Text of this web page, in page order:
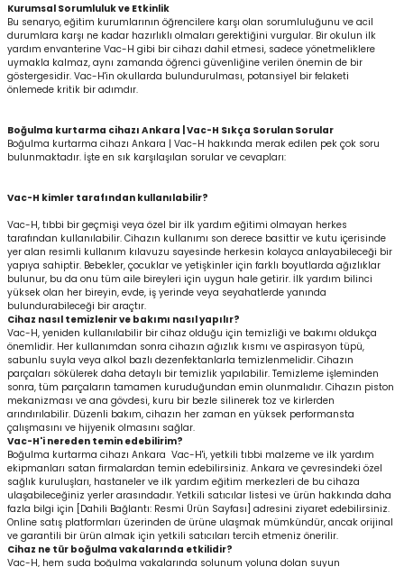
Kurumsal Sorumluluk ve Etkinlik
Bu senaryo, eğitim kurumlarının öğrencilere karşı olan sorumluluğunu ve acil
durumlara karşı ne kadar hazırlıklı olmaları gerektiğini vurgular. Bir okulun ilk
yardım envanterine Vac-H gibi bir cihazı dahil etmesi, sadece yönetmeliklere
uymakla kalmaz, aynı zamanda öğrenci güvenliğine verilen önemin de bir
göstergesidir. Vac-H'in okullarda bulundurulması, potansiyel bir felaketi
önlemede kritik bir adımdır.
Boğulma kurtarma cihazı Ankara | Vac-H Sıkça Sorulan Sorular
Boğulma kurtarma cihazı Ankara | Vac-H hakkında merak edilen pek çok soru
bulunmaktadır. İşte en sık karşılaşılan sorular ve cevapları:
Vac-H kimler tarafından kullanılabilir?
Vac-H, tıbbi bir geçmişi veya özel bir ilk yardım eğitimi olmayan herkes
tarafından kullanılabilir. Cihazın kullanımı son derece basittir ve kutu içerisinde
yer alan resimli kullanım kılavuzu sayesinde herkesin kolayca anlayabileceği bir
yapıya sahiptir. Bebekler, çocuklar ve yetişkinler için farklı boyutlarda ağızlıklar
bulunur, bu da onu tüm aile bireyleri için uygun hale getirir. İlk yardım bilinci
yüksek olan her bireyin, evde, iş yerinde veya seyahatlerde yanında
bulundurabileceği bir araçtır.
Cihaz nasıl temizlenir ve bakımı nasıl yapılır?
Vac-H, yeniden kullanılabilir bir cihaz olduğu için temizliği ve bakımı oldukça
önemlidir. Her kullanımdan sonra cihazın ağızlık kısmı ve aspirasyon tüpü,
sabunlu suyla veya alkol bazlı dezenfektanlarla temizlenmelidir. Cihazın
parçaları sökülerek daha detaylı bir temizlik yapılabilir. Temizleme işleminden
sonra, tüm parçaların tamamen kuruduğundan emin olunmalıdır. Cihazın piston
mekanizması ve ana gövdesi, kuru bir bezle silinerek toz ve kirlerden
arındırılabilir. Düzenli bakım, cihazın her zaman en yüksek performansta
çalışmasını ve hijyenik olmasını sağlar.
Vac-H'i nereden temin edebilirim?
Boğulma kurtarma cihazı Ankara Vac-H'i, yetkili tıbbi malzeme ve ilk yardım
ekipmanları satan firmalardan temin edebilirsiniz. Ankara ve çevresindeki özel
sağlık kuruluşları, hastaneler ve ilk yardım eğitim merkezleri de bu cihaza
ulaşabileceğiniz yerler arasındadır. Yetkili satıcılar listesi ve ürün hakkında daha
fazla bilgi için [Dahili Bağlantı: Resmi Ürün Sayfası] adresini ziyaret edebilirsiniz.
Online satış platformları üzerinden de ürüne ulaşmak mümkündür, ancak orijinal
ve garantili bir ürün almak için yetkili satıcıları tercih etmeniz önerilir.
Cihaz ne tür boğulma vakalarında etkilidir?
Vac-H, hem suda boğulma vakalarında solunum yoluna dolan suyun